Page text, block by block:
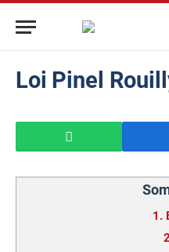
Loi Pinel
1.